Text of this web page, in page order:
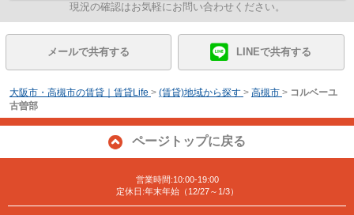
現況の確認はお気軽にお問い合わせください。
メールで共有する LINEで共有する
大阪市・高槻市の賃貸｜賃貸Life > (賃貸)地域から探す > 高槻市 > コルベーユ
古曽部
ページトップに戻る
営業時間:10:00-19:00
定休日:年末年始（12/27～1/3）